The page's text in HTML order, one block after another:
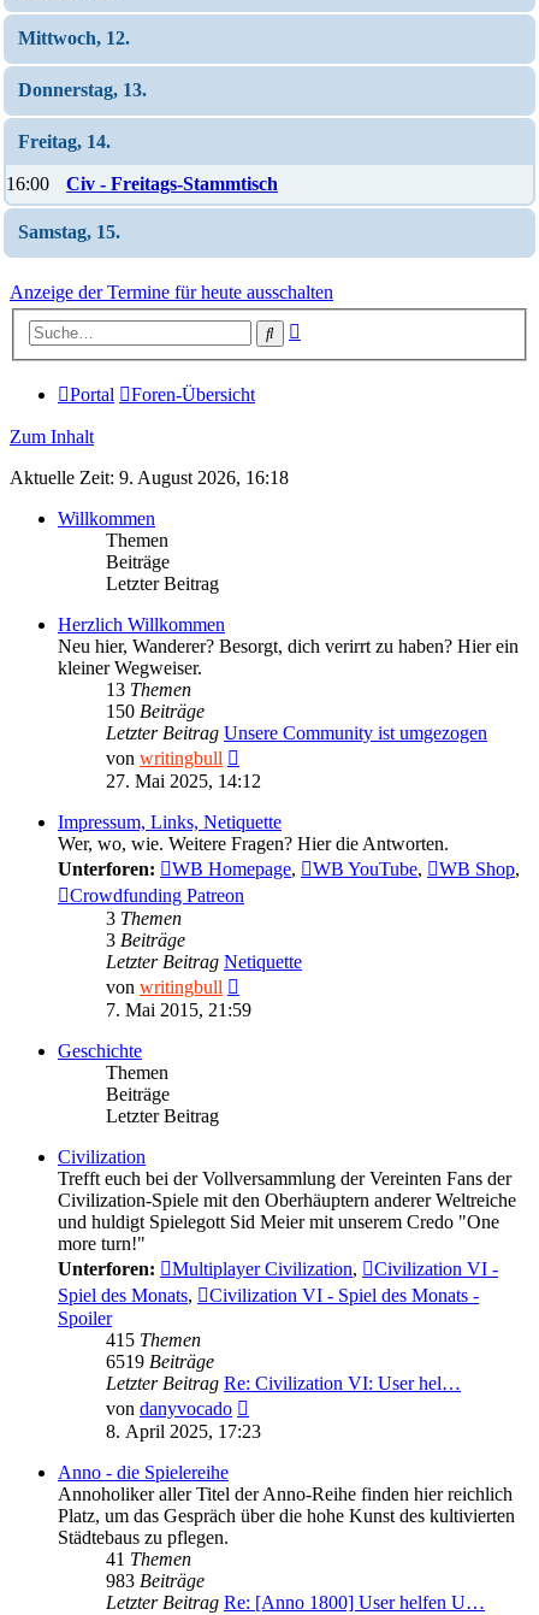
Mittwoch, 12.
Donnerstag, 13.
Freitag, 14.
16:00 Civ - Freitags-Stammtisch
Samstag, 15.
Anzeige der Termine für heute ausschalten
Suche
Portal Foren-Übersicht
Zum Inhalt
Aktuelle Zeit: 9. August 2026, 16:18
Willkommen
Themen
Beiträge
Letzter Beitrag
Herzlich Willkommen
Neu hier, Wanderer? Besorgt, dich verirrt zu haben? Hier ein
kleiner Wegweiser.
13 Themen
150 Beiträge
Letzter Beitrag Unsere Community ist umgezogen
von writingbull
Beitrag
27. Mai 2025, 14:12
Impressum, Links, Netiquette
Wer, wo, wie. Weitere Fragen? Hier die Antworten.
Unterforen:
WB Homepage, WB YouTube, WB Shop,
Crowdfunding Patreon
3 Themen
3 Beiträge
Letzter Beitrag Netiquette
von writingbull
Beitrag
7. Mai 2015, 21:59
Geschichte
Themen
Beiträge
Letzter Beitrag
Civilization
Trefft euch bei der Vollversammlung der Vereinten Fans der
Civilization-Spiele mit den Oberhäuptern anderer Weltreiche
und huldigt Spielegott Sid Meier mit unserem Credo "One
more turn!"
Unterforen:
Multiplayer Civilization,
Civilization VI -
Spiel des Monats,
Civilization VI - Spiel des Monats -
Spoiler
415 Themen
6519 Beiträge
Letzter Beitrag Re: Civilization VI: User hel…
von danyvocado
Beitrag
8. April 2025, 17:23
Anno - die Spielereihe
Annoholiker aller Titel der Anno-Reihe finden hier reichlich
Platz, um das Gespräch über die hohe Kunst des kultivierten
Städtebaus zu pflegen.
41 Themen
983 Beiträge
Letzter Beitrag Re: [Anno 1800] User helfen U…